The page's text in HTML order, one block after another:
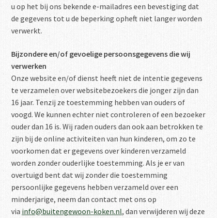
u op het bij ons bekende e-mailadres een bevestiging dat
de gegevens tot u de beperking opheft niet langer worden
verwerkt.
Bijzondere en/of gevoelige persoonsgegevens die wij
verwerken
Onze website en/of dienst heeft niet de intentie gegevens
te verzamelen over websitebezoekers die jonger zijn dan
16 jaar. Tenzij ze toestemming hebben van ouders of
voogd. We kunnen echter niet controleren of een bezoeker
ouder dan 16 is. Wij raden ouders dan ook aan betrokken te
zijn bij de online activiteiten van hun kinderen, om zo te
voorkomen dat er gegevens over kinderen verzameld
worden zonder ouderlijke toestemming. Als je er van
overtuigd bent dat wij zonder die toestemming
persoonlijke gegevens hebben verzameld over een
minderjarige, neem dan contact met ons op
via info@buitengewoon-koken.nl, dan verwijderen wij deze